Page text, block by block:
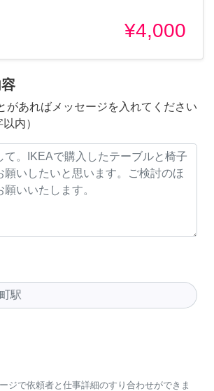
¥4,000
があればメッセージを入れてください
内）
ジで依頼者と仕事詳細のすり合わせができま